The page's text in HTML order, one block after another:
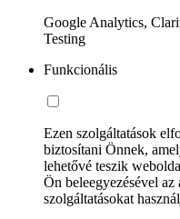
Google Analytics,
Testing
Funkcionális
Ezen szolgáltatások
biztosítani Önnek,
lehetővé teszik
Ön beleegyezésével
szolgáltatásokat